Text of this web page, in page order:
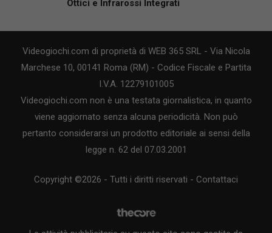
Ottici e Infrarossi Integrati
Videogiochi.com di proprietà di WEB 365 SRL - Via Nicola
Marchese 10, 00141 Roma (RM) - Codice Fiscale e Partita
I.V.A. 12279101005
Videogiochi.com non è una testata giornalistica, in quanto
viene aggiornato senza alcuna periodicità. Non può
pertanto considerarsi un prodotto editoriale ai sensi della
legge n. 62 del 07.03.2001
Copyright ©2026 - Tutti i diritti riservati - Contattaci